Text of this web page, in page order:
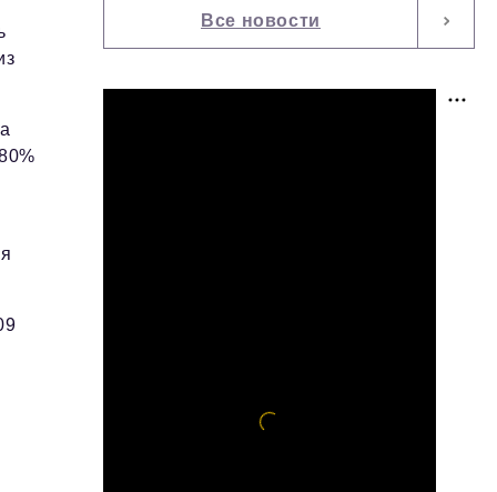
Все новости